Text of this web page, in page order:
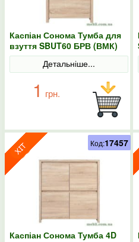
Каспіан Сонома Тумба для
взуття SBUT60 БРВ (ВМК)
Детальніше...
1 грн.
Каспіан Сонома Тумба 4D
Код:17457